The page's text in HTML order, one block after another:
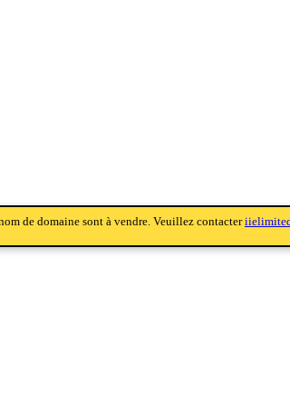
de domaine sont à vendre. Veuillez contacter